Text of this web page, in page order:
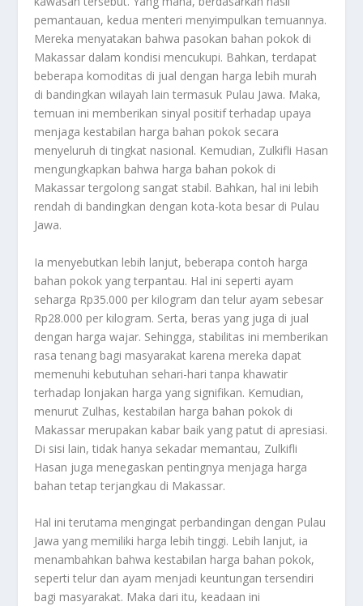
pemantauan, kedua menteri menyimpulkan temuannya.
Mereka menyatakan bahwa pasokan bahan pokok di
Makassar dalam kondisi mencukupi. Bahkan, terdapat
beberapa komoditas di jual dengan harga lebih murah
di bandingkan wilayah lain termasuk Pulau Jawa. Maka,
temuan ini memberikan sinyal positif terhadap upaya
menjaga kestabilan harga bahan pokok secara
menyeluruh di tingkat nasional. Kemudian, Zulkifli Hasan
mengungkapkan bahwa harga bahan pokok di
Makassar tergolong sangat stabil. Bahkan, hal ini lebih
rendah di bandingkan dengan kota-kota besar di Pulau
Jawa.
Ia menyebutkan lebih lanjut, beberapa contoh harga
bahan pokok yang terpantau. Hal ini seperti ayam
seharga Rp35.000 per kilogram dan telur ayam sebesar
Rp28.000 per kilogram. Serta, beras yang juga di jual
dengan harga wajar. Sehingga, stabilitas ini memberikan
rasa tenang bagi masyarakat karena mereka dapat
memenuhi kebutuhan sehari-hari tanpa khawatir
terhadap lonjakan harga yang signifikan. Kemudian,
menurut Zulhas, kestabilan harga bahan pokok di
Makassar merupakan kabar baik yang patut di apresiasi.
Di sisi lain, tidak hanya sekadar memantau, Zulkifli
Hasan juga menegaskan pentingnya menjaga harga
bahan tetap terjangkau di Makassar.
Hal ini terutama mengingat perbandingan dengan Pulau
Jawa yang memiliki harga lebih tinggi. Lebih lanjut, ia
menambahkan bahwa kestabilan harga bahan pokok,
seperti telur dan ayam menjadi keuntungan tersendiri
bagi masyarakat. Maka dari itu, keadaan ini